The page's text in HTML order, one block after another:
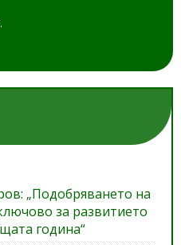
„Подобряването на
за развитието
година“